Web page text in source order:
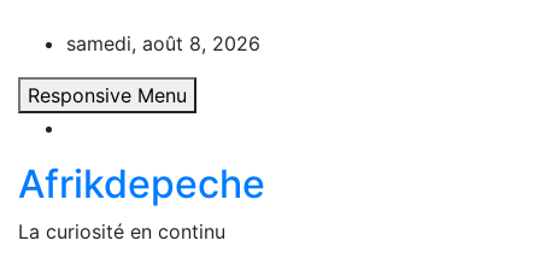
content
samedi, août 8, 2026
Responsive Menu
Afrikdepeche
La curiosité en continu